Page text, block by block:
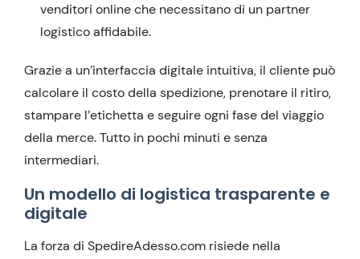
venditori online che necessitano di un partner
logistico affidabile.
Grazie a un’interfaccia digitale intuitiva, il cliente può
calcolare il costo della spedizione, prenotare il ritiro,
stampare l’etichetta e seguire ogni fase del viaggio
della merce. Tutto in pochi minuti e senza
intermediari.
Un modello di logistica trasparente e
digitale
La forza di SpedireAdesso.com risiede nella